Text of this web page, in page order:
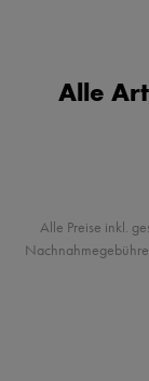
Alle
Alle Preise inkl.